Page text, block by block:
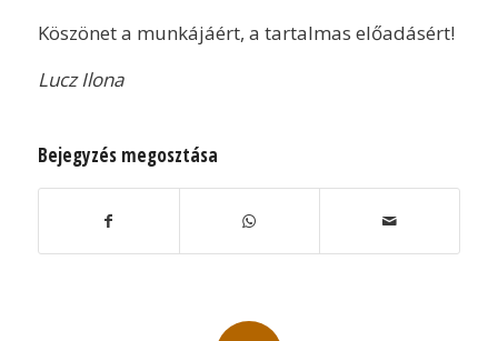
Köszönet a munkájáért, a tartalmas előadásért!
Lucz Ilona
Bejegyzés megosztása